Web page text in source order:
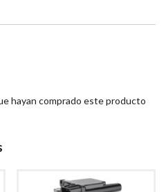
hayan comprado este producto